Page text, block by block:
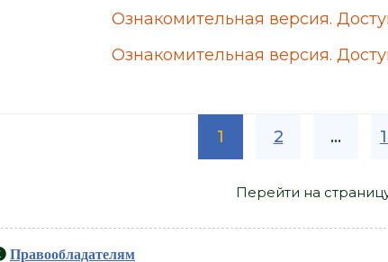
Ознакомительная версия.
Ознакомительная версия.
1 2 ...
Перейти на
Правообладателям